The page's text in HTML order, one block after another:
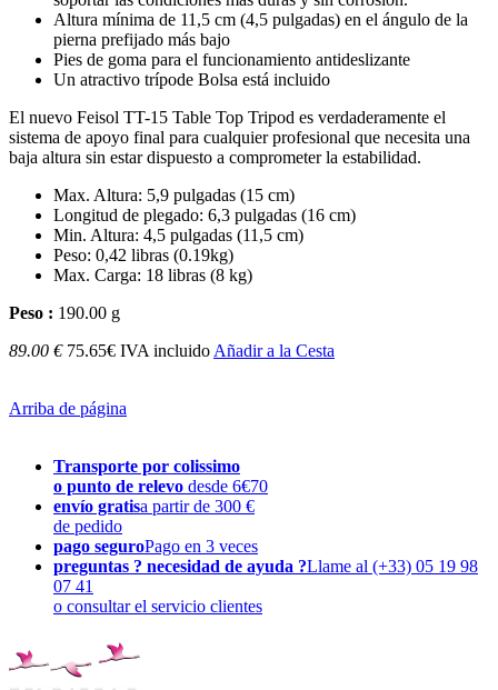
Altura mínima de 11,5 cm (4,5 pulgadas) en el ángulo de la
pierna prefijado más bajo
Pies de goma para el funcionamiento antideslizante
Un atractivo trípode Bolsa está incluido
El nuevo Feisol TT-15 Table Top Tripod es verdaderamente el
sistema de apoyo final para cualquier profesional que necesita una
baja altura sin estar dispuesto a comprometer la estabilidad.
Max. Altura: 5,9 pulgadas (15 cm)
Longitud de plegado: 6,3 pulgadas (16 cm)
Min. Altura: 4,5 pulgadas (11,5 cm)
Peso: 0,42 libras (0.19kg)
Max. Carga: 18 libras (8 kg)
Peso : 190.00 g
89.00 € 75.65€ IVA incluido Añadir a la Cesta
Arriba de página
Transporte por colissimo
o punto de relevo desde 6€70
envío gratisa partir de 300 €
de pedido
pago seguroPago en 3 veces
preguntas ? necesidad de ayuda ?Llame al (+33) 05 19 98
07 41
o consultar el servicio clientes